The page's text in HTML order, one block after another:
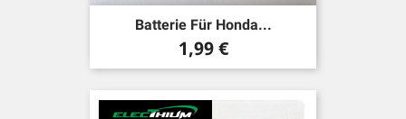
Batterie Für Honda...
Preis
1,99 €